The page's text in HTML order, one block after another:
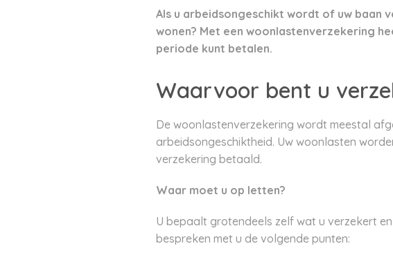
Als u arbeidsongeschikt wordt of uw baan
wonen? Met een woonlastenverzekering
periode kunt betalen.
Waarvoor bent u
De woonlastenverzekering wordt meestal
arbeidsongeschiktheid. Uw woonlasten
verzekering betaald.
Waar moet u op letten?
U bepaalt grotendeels zelf wat u verzekert
bespreken met u de volgende punten: